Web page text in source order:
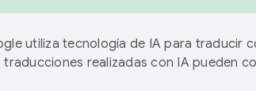
utiliza tecnología de IA para traducir
realizadas con IA pueden